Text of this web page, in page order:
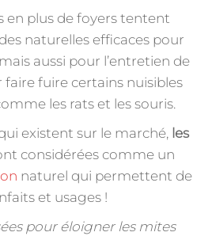
en plus de foyers tentent
naturelles efficaces pour
aussi pour l’entretien de
fuire certains nuisibles
les rats et les souris.
existent sur le marché, les
considérées comme un
naturel qui permettent de
et usages !
pour éloigner les mites